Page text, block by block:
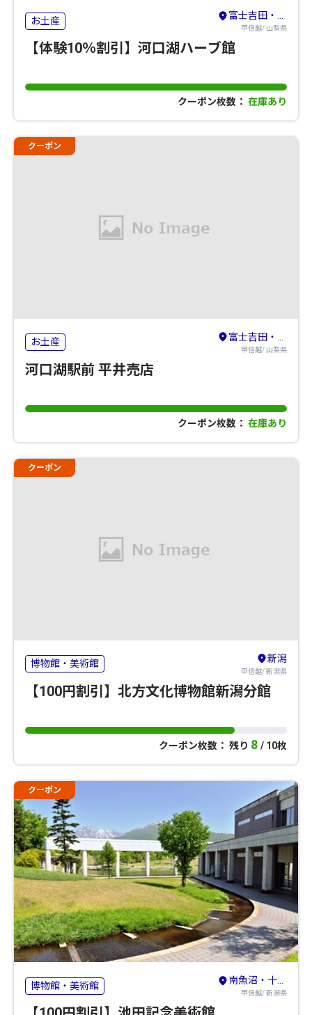
お土産 富士吉田・河口湖・本栖湖・西湖・精進湖
甲信越/ 山梨県
【体験10％割引】河口湖ハーブ館
クーポン枚数： 在庫あり
クーポン
お土産 富士吉田・河口湖・本栖湖・西湖・精進湖
甲信越/ 山梨県
河口湖駅前 平井売店
クーポン枚数： 在庫あり
クーポン
博物館・美術館 新潟
甲信越/ 新潟県
【100円割引】北方文化博物館新潟分館
クーポン枚数： 残り 8 / 10枚
クーポン
博物館・美術館 南魚沼・十日町・津南（六日町）
甲信越/ 新潟県